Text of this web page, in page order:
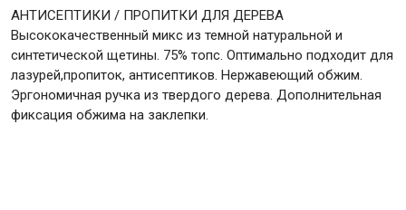
АНТИСЕПТИКИ / ПРОПИТКИ ДЛЯ ДЕРЕВА
Высококачественный микс из темной натуральной и
синтетической щетины. 75% топс. Оптимально подходит для
лазурей,пропиток, антисептиков. Нержавеющий обжим.
Эргономичная ручка из твердого дерева. Дополнительная
фиксация обжима на заклепки.
Специализированный инструмент
Пистолеты для ремонта
Инструмент для штукатурно-отделочных работ
Ещё 2